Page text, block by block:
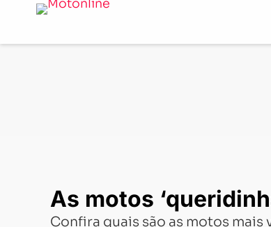
As motos ‘queridinhas’
As motos
Confira quais são as motos